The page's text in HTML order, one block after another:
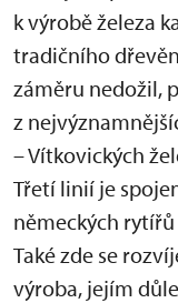
k výrobě železa
tradičního
záměru nedožil,
z
– Vítkovických
Třetí linií je
německých
Také zde se
výroba, jejím